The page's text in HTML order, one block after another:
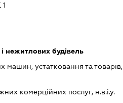
нежитлових будівель
устатковання та товарів,
комерційних послуг, н.в.і.у.